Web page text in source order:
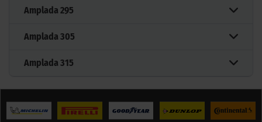
Amplada 295
Amplada 305
Amplada 315